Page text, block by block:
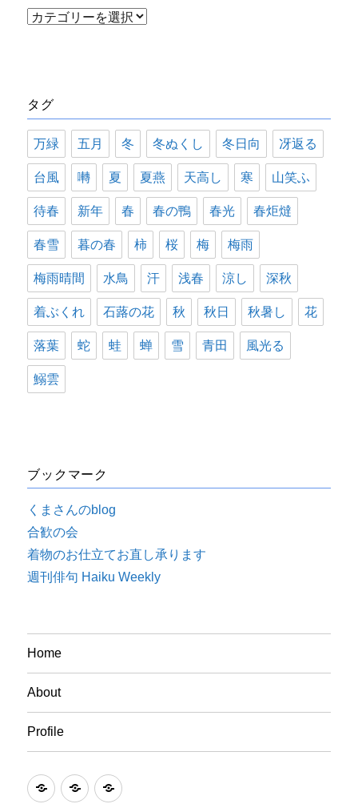
カ
ー
タグ
万緑 五月 冬 冬ぬくし 冬日向 冴返る
台風 囀 夏 夏燕 天高し 寒 山笑ふ
待春 新年 春 春の鴨 春光 春炬燵
春雪 暮の春 柿 桜 梅 梅雨
梅雨晴間 水鳥 汗 浅春 涼し 深秋
着ぶくれ 石蕗の花 秋 秋日 秋暑し 花
落葉 蛇 蛙 蝉 雪 青田 風光る
鰯雲
ブックマーク
くまさんのblog
合歓の会
着物のお仕立てお直し承ります
週刊俳句 Haiku Weekly
Home
About
Profile
HomeAboutProfile